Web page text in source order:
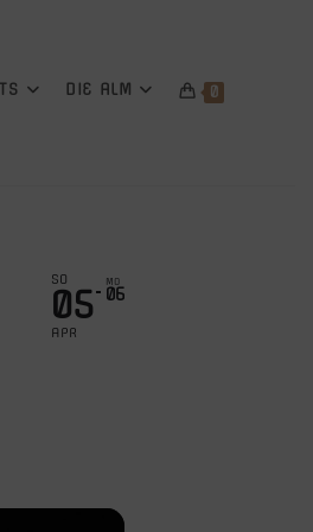
DIE ALM 0
SO
05
APR
MO
06